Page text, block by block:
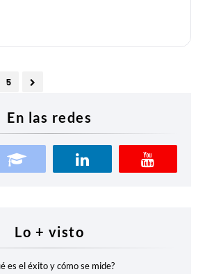
5
En las redes
Lo + visto
es el éxito y cómo se mide?